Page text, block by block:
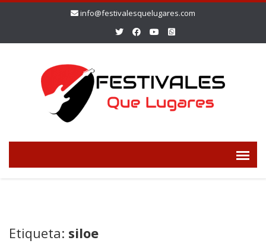
info@festivalesquelugares.com
Etiqueta: siloe